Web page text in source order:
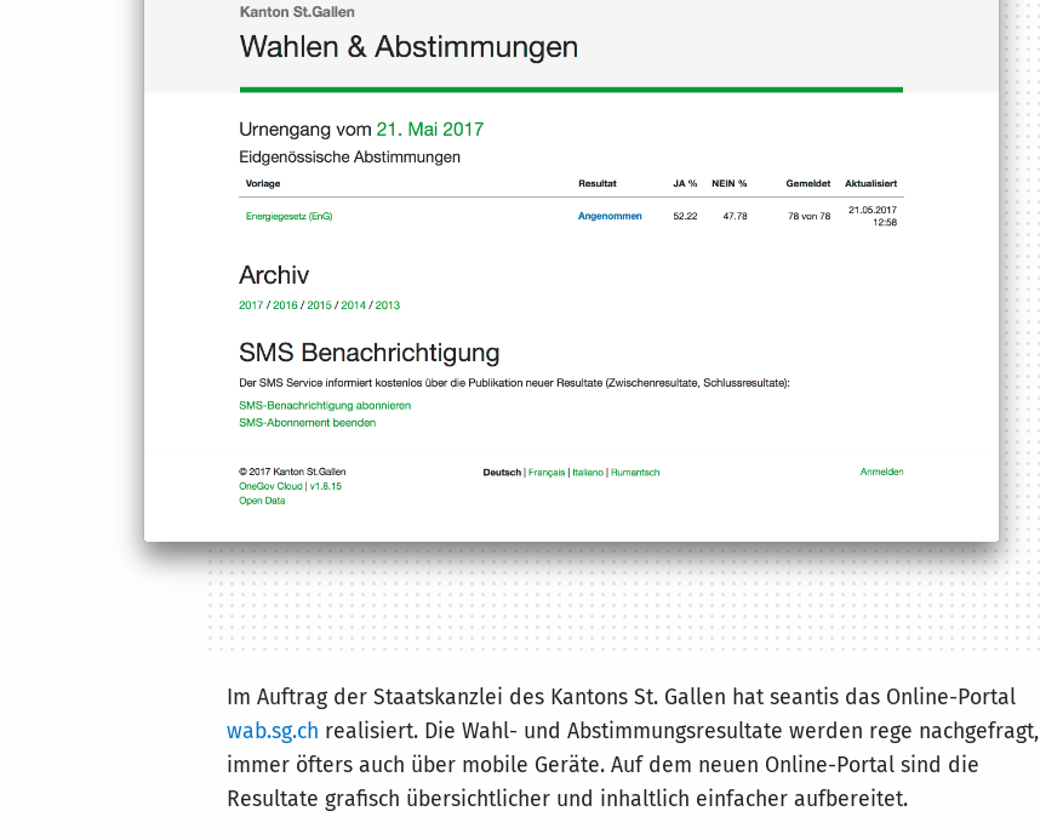
Im Auftrag der Staatskanzlei des Kantons St. Gallen hat seantis das Online-Portal
wab.sg.ch realisiert. Die Wahl- und Abstimmungsresultate werden rege nachgefragt,
immer öfters auch über mobile Geräte. Auf dem neuen Online-Portal sind die
Resultate grafisch übersichtlicher und inhaltlich einfacher aufbereitet.